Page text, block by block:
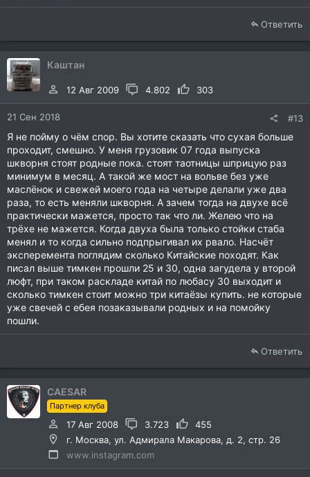
Ответить
Каштан
12 Авг 2009 4.802 303
21 Сен 2018 #13
Я не пойму о чём спор. Вы хотите сказать что сухая больше
проходит, смешно. У меня грузовик 07 года выпуска
шкворня стоят родные пока. стоят таотницы шприцую раз
минимум в месяц. А такой же мост на вольве без уже
маслёнок и свежей моего года на четыре делали уже два
раза, то есть меняли шкворня. А зачем тогда на двухе всё
практически мажется, просто так что ли. Желею что на
трёхе не мажется. Когда двуха была только стойки стаба
менял и то когда сильно подпрыгивал их рвало. Насчёт
эксперемента поглядим сколько Китайские походят. Как
писал выше тимкен прошли 25 и 30, одна загудела у второй
люфт, при таком раскладе китай по любасу 30 выходит и
сколько тимкен стоит можно три китаёзы купить. не которые
уже свечей с ебея позаказывали родных и на помойку
пошли.
Ответить
CAESAR
Партнер клуба
17 Авг 2008 3.723
455
г. Москва, ул. Адмирала Макарова, д. 2, стр. 26
www.instagram.com